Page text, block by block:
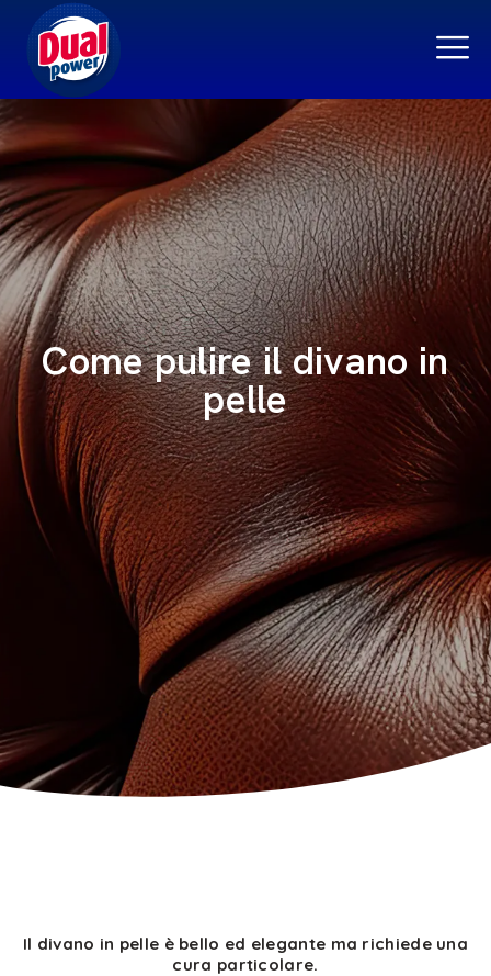
Come pulire il divano in
pelle
Il divano in pelle è bello ed elegante ma richiede una
cura particolare.